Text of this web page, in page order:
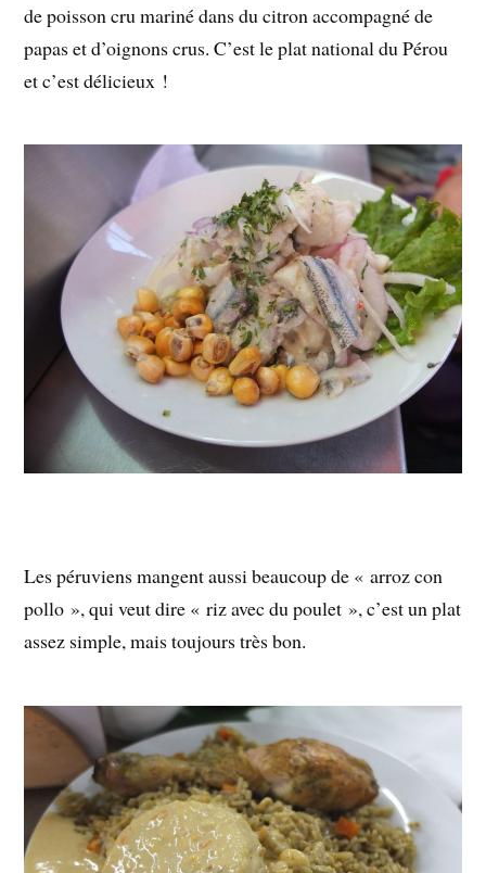
de poisson cru mariné dans du citron accompagné de
papas et d’oignons crus. C’est le plat national du Pérou
et c’est délicieux !
Les péruviens mangent aussi beaucoup de « arroz con
pollo », qui veut dire « riz avec du poulet », c’est un plat
assez simple, mais toujours très bon.